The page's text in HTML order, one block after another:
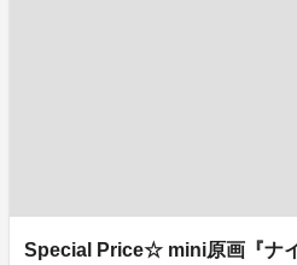
Special Price☆ mini原画『ナイ